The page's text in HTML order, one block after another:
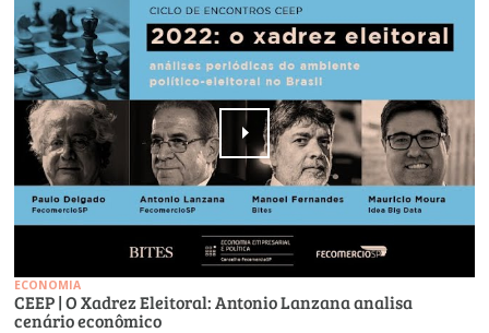
ECONOMIA
CEEP | O Xadrez Eleitoral: Antonio Lanzana analisa
cenário econômico